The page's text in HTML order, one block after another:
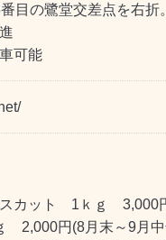
の鷺堂交差点を右
進
可能
スカット 1ｋｇ 3,000
2,000円(8月末～9月